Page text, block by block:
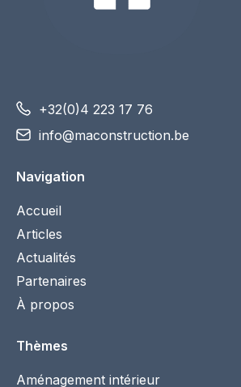
+32(0)4 223 17 76
info@maconstruction.be
Navigation
Accueil
Articles
Actualités
Partenaires
À propos
Thèmes
Aménagement intérieur